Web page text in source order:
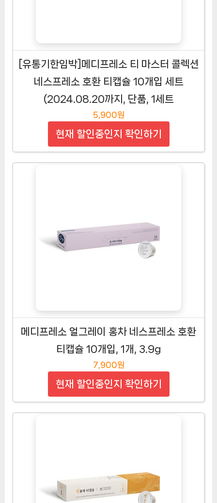
[유통기한임박]메디프레소 티 마스터 콜렉션
네스프레소 호환 티캡슐 10개입 세트
(2024.08.20까지, 단품, 1세트
5,900원
현재 할인중인지 확인하기
메디프레소 얼그레이 홍차 네스프레소 호환
티캡슐 10개입, 1개, 3.9g
7,900원
현재 할인중인지 확인하기